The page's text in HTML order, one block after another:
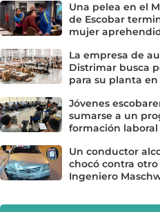
Una pelea en el
de Escobar
mujer
La empresa de
Distrimar busca
para su planta en
Jóvenes
sumarse a un
formación laboral
Un conductor
chocó contra
Ingeniero